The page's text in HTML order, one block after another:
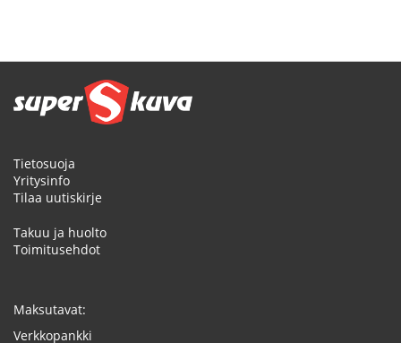
Tietosuoja
Yritysinfo
Tilaa uutiskirje
Takuu ja huolto
Toimitusehdot
Maksutavat:
Verkkopankki